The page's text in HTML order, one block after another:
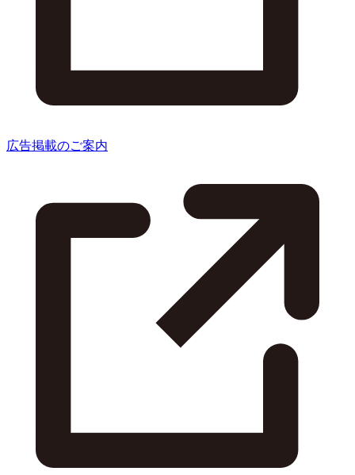
広告掲載のご案内